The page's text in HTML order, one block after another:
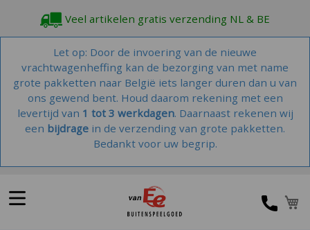
Veel artikelen gratis verzending NL & BE
Let op: Door de invoering van de nieuwe
vrachtwagenheffing kan de bezorging van met name
grote pakketten naar België iets langer duren dan u van
ons gewend bent. Houd daarom rekening met een
levertijd van 1 tot 3 werkdagen. Daarnaast rekenen wij
een bijdrage in de verzending van grote pakketten.
Bedankt voor uw begrip.